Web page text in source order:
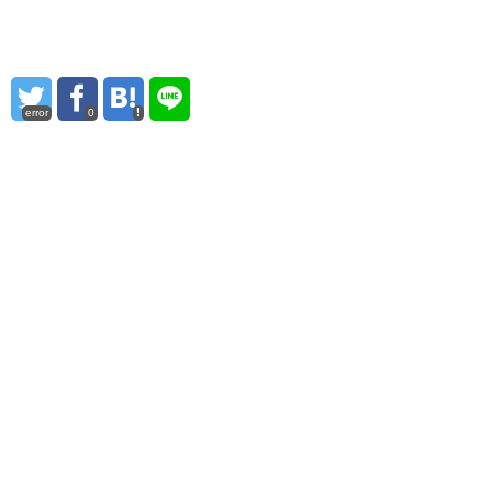
error 0